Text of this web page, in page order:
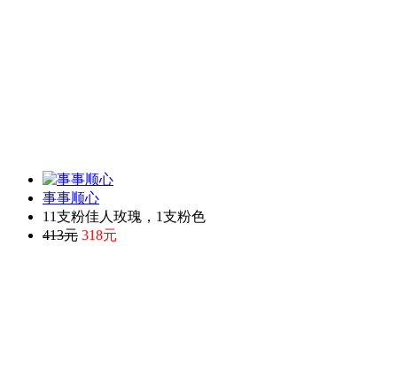
事事顺心
11支粉佳人玫瑰，1支粉色
413元 318元